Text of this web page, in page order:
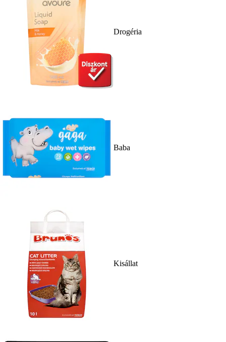
Drogéria
Baba
Kisállat